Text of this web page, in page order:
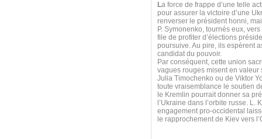
La force de frappe d’une telle
pour assurer la victoire d’une
renverser le président honni,
P. Symonenko, tournés eux,
file de profiter d’élections
poursuive. Au pire, ils espèrent
candidat du pouvoir.
Par conséquent, cette union
vagues rouges misent en
Julia Timochenko ou de Viktor
toute vraisemblance le soutien
le Kremlin pourrait donner sa
l’Ukraine dans l’orbite russe.
engagement pro-occidental
le rapprochement de Kiev vers